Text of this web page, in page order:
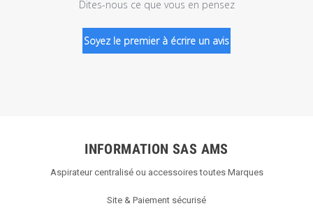
Dites-nous ce que vous en pensez
Soyez le premier à écrire un avis
INFORMATION SAS AMS
Aspirateur centralisé ou accessoires toutes Marques
Site & Paiement sécurisé